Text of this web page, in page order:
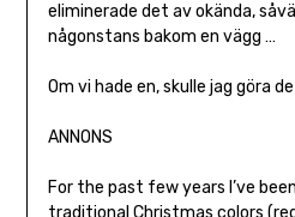
eliminerade det av okända,
någonstans bakom en vägg …
Om vi ​​hade en, skulle jag göra
ANNONS
For the past few years I’ve